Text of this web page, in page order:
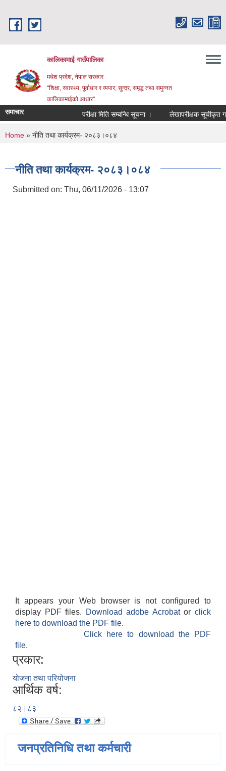
कालिकामाई गाउँपालिका
मधेश प्रदेश, नेपाल सरकार
"शिक्षा, स्वास्थ्य, पूर्वाधार र व्यपार; सुन्दर, समृद्ध तथा समुन्नत
कालिकामाईको आधार"
समाचार परीक्षा मिति सम्बन्धि सूचना । लेखापरीक्षक सूचीकृत गर्ने
You are here
Home » नीति तथा कार्यक्रम- २०८३।०८४
नीति तथा कार्यक्रम- २०८३।०८४
Submitted on: Thu, 06/11/2026 - 13:07
It appears your Web browser is not configured to
display PDF files.
Download adobe Acrobatorclick
here to download the PDF file.
Click here to download the PDF
file.
प्रकार:
योजना तथा परियोजना
आर्थिक वर्ष:
८२।८३
जनप्रतिनिधि तथा कर्मचारी